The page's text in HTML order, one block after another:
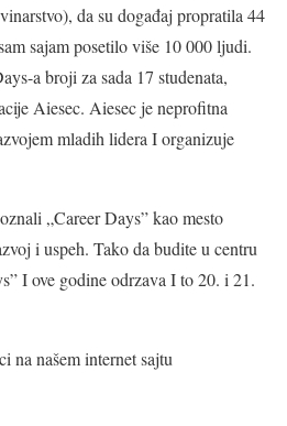
da su događaj propratila 44
sajam posetilo više 10 000 ljudi.
a broji za sada 17 studenata,
Aiesec. Aiesec je neprofitna
mladih lidera I organizuje
„Career Days” kao mesto
i uspeh. Tako da budite u centru
I ove godine odrzava I to 20. i 21.
na našem internet sajtu